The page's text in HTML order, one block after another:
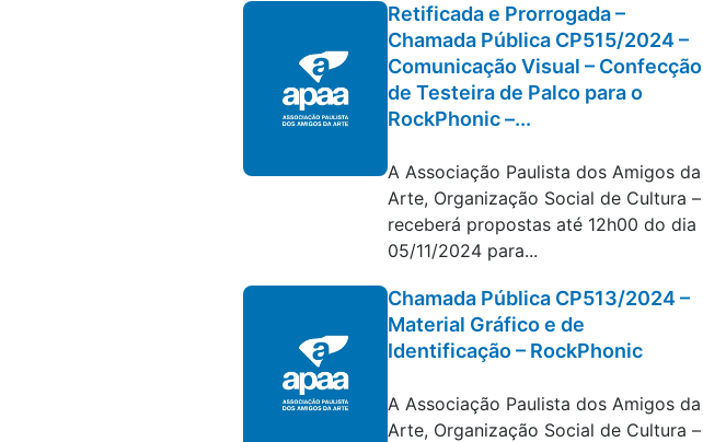
Retificada e Prorrogada –
Chamada Pública CP515/2024 –
Comunicação Visual – Confecção
de Testeira de Palco para o
RockPhonic –...
A Associação Paulista dos Amigos da
Arte, Organização Social de Cultura –
receberá propostas até 12h00 do dia
05/11/2024 para...
Chamada Pública CP513/2024 –
Material Gráfico e de
Identificação – RockPhonic
A Associação Paulista dos Amigos da
Arte, Organização Social de Cultura –